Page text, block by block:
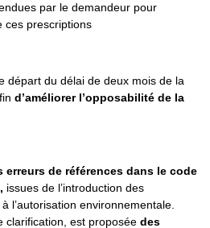
par le demandeur pour
ces prescriptions
départ du délai de deux mois de la
d’améliorer l’opposabilité de la
erreurs de références dans le code
issues de l’introduction des
l’autorisation environnementale.
clarification, est proposée des